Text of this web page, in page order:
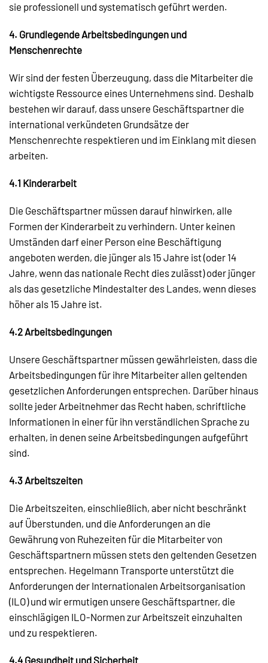
sie professionell und systematisch geführt werden.
4. Grundlegende Arbeitsbedingungen und
Menschenrechte
Wir sind der festen Überzeugung, dass die Mitarbeiter die
wichtigste Ressource eines Unternehmens sind. Deshalb
bestehen wir darauf, dass unsere Geschäftspartner die
international verkündeten Grundsätze der
Menschenrechte respektieren und im Einklang mit diesen
arbeiten.
4.1 Kinderarbeit
Die Geschäftspartner müssen darauf hinwirken, alle
Formen der Kinderarbeit zu verhindern. Unter keinen
Umständen darf einer Person eine Beschäftigung
angeboten werden, die jünger als 15 Jahre ist (oder 14
Jahre, wenn das nationale Recht dies zulässt) oder jünger
als das gesetzliche Mindestalter des Landes, wenn dieses
höher als 15 Jahre ist.
4.2 Arbeitsbedingungen
Unsere Geschäftspartner müssen gewährleisten, dass die
Arbeitsbedingungen für ihre Mitarbeiter allen geltenden
gesetzlichen Anforderungen entsprechen. Darüber hinaus
sollte jeder Arbeitnehmer das Recht haben, schriftliche
Informationen in einer für ihn verständlichen Sprache zu
erhalten, in denen seine Arbeitsbedingungen aufgeführt
sind.
4.3 Arbeitszeiten
Die Arbeitszeiten, einschließlich, aber nicht beschränkt
auf Überstunden, und die Anforderungen an die
Gewährung von Ruhezeiten für die Mitarbeiter von
Geschäftspartnern müssen stets den geltenden Gesetzen
entsprechen. Hegelmann Transporte unterstützt die
Anforderungen der Internationalen Arbeitsorganisation
(ILO) und wir ermutigen unsere Geschäftspartner, die
einschlägigen ILO-Normen zur Arbeitszeit einzuhalten
und zu respektieren.
4.4 Gesundheit und Sicherheit